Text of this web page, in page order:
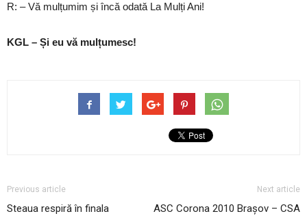
R: – Vă mulțumim și încă odată La Mulți Ani!
KGL – Și eu vă mulțumesc!
Previous article
Steaua respiră în finala
Next article
ASC Corona 2010 Brașov – CSA